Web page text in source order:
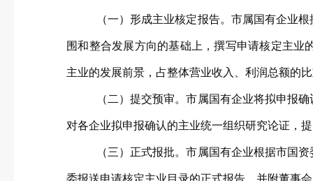
（一）形成主业核定报告。市属国有企业
围和整合发展方向的基础上，撰写申请核定主
主业的发展前景，占整体营业收入、利润总额的
（二）提交预审。市属国有企业将拟申报
对各企业拟申报确认的主业统一组织研究论证，
（三）正式报批。市属国有企业根据市国